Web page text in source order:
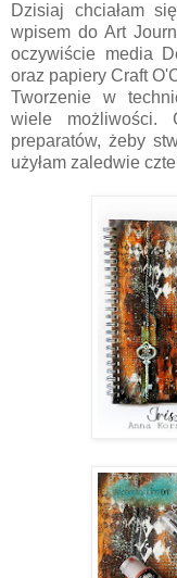
Dzisiaj chciałam
wpisem do Art
oczywiście media
oraz papiery Craft
Tworzenie w
wiele możliwości.
preparatów, żeby
użyłam zaledwie